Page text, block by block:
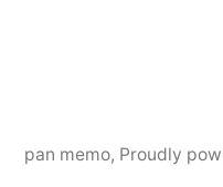
pan memo, Proudly